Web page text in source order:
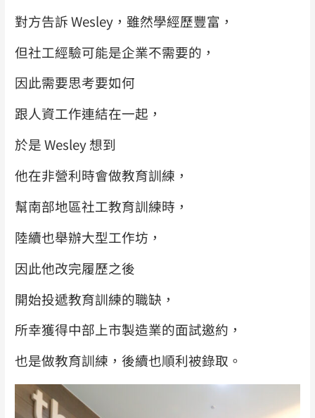
對方告訴 Wesley，雖然學經歷豐富，
但社工經驗可能是企業不需要的，
因此需要思考要如何
跟人資工作連結在一起，
於是 Wesley 想到
他在非營利時會做教育訓練，
幫南部地區社工教育訓練時，
陸續也舉辦大型工作坊，
因此他改完履歷之後
開始投遞教育訓練的職缺，
所幸獲得中部上市製造業的面試邀約，
也是做教育訓練，後續也順利被錄取。